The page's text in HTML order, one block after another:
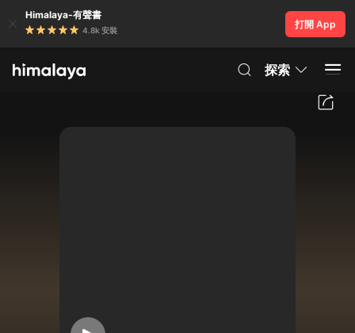
Himalaya-有聲書
4.8k 安裝
打開 App
探索